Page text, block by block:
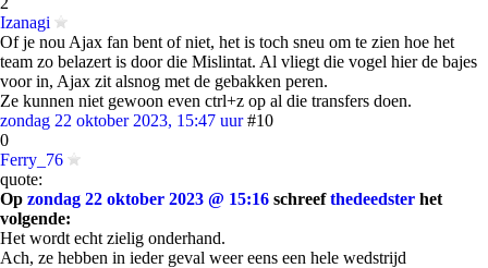
Izanagi
Of je nou Ajax fan bent of niet, het is toch sneu om te zien hoe het
team zo belazert is door die Mislintat. Al vliegt die vogel hier de bajes
voor in, Ajax zit alsnog met de gebakken peren.
Ze kunnen niet gewoon even ctrl+z op al die transfers doen.
zondag 22 oktober 2023, 15:47 uur #10
0
Ferry_76
quote:
Op zondag 22 oktober 2023 @ 15:16 schreefthedeedster het
volgende:
Het wordt echt zielig onderhand.
Ach, ze hebben in ieder geval weer eens een hele wedstrijd